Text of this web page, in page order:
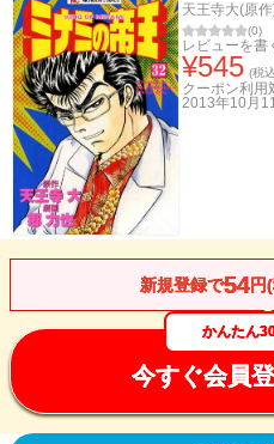
天王寺大(原
(0)
レビューを書
¥545 (税
クーポン利用
2013年10月
新規登録で54円
かんたん
今すぐ会員